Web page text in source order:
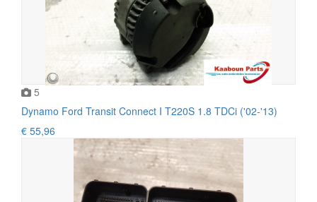
5
Dynamo Ford Transit Connect I T220S 1.8 TDCi ('02-'13)
€ 55,96